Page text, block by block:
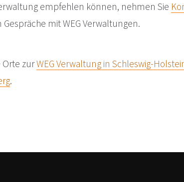
empfehlen können, nehmen Sie
mit WEG Verwaltungen.
Orte zurWEG Verwaltung in Schleswig-
.